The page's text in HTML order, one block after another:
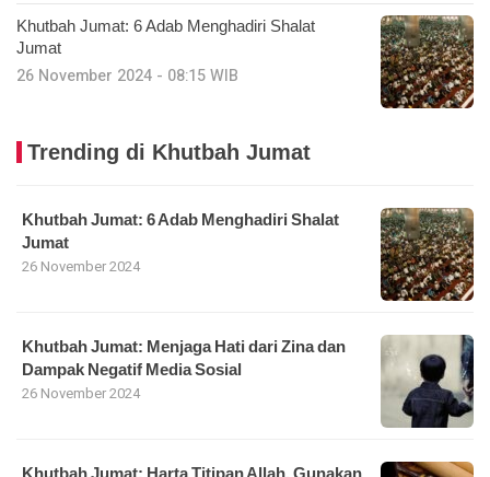
Khutbah Jumat: 6 Adab Menghadiri Shalat
Jumat
26 November 2024 - 08:15 WIB
Trending di Khutbah Jumat
Khutbah Jumat: 6 Adab Menghadiri Shalat
Jumat
26 November 2024
Khutbah Jumat: Menjaga Hati dari Zina dan
Dampak Negatif Media Sosial
26 November 2024